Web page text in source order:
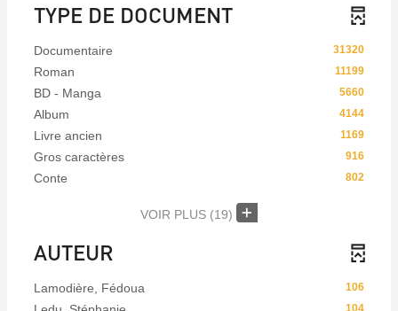
TYPE DE DOCUMENT
31320
Documentaire
11199
Roman
5660
BD - Manga
4144
Album
1169
Livre ancien
916
Gros caractères
802
Conte
VOIR PLUS (19)
AUTEUR
106
Lamodière, Fédoua
104